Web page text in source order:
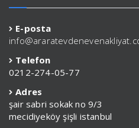
E-posta
Telefon
0212-274-05-77
Adres
şair sabri sokak no 9/3
mecidiyeköy şişli istanbul